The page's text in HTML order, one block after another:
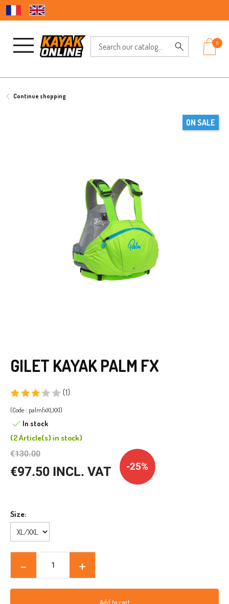
0
Continue shopping
ON SALE
GILET KAYAK PALM FX
(1)
(Code : palmfxXLXXl)
In stock
(2 Article(s) in stock)
€130.00
€97.50 INCL. VAT -25%
Size:
Add to cart